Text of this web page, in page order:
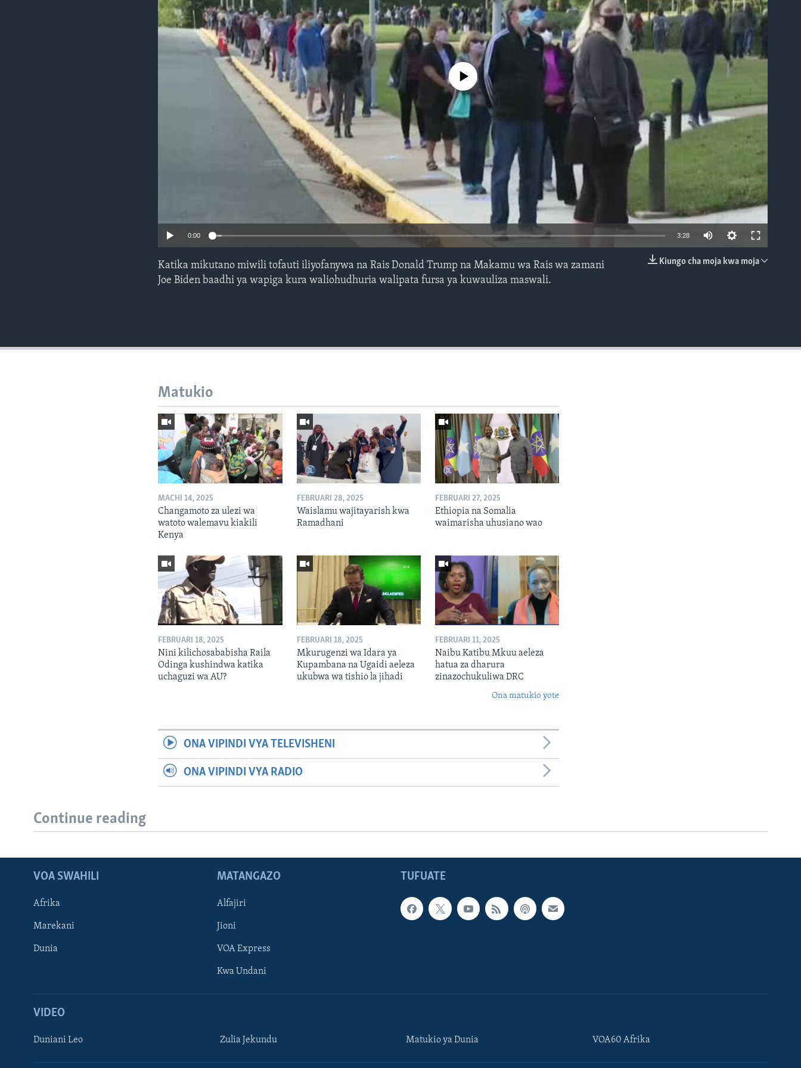
EMBED
No media source currently available
0:00 3:28
Kiungo cha moja kwa moja
Katika mikutano miwili tofauti iliyofanywa na Rais Donald Trump na Makamu wa Rais wa zamani
Joe Biden baadhi ya wapiga kura waliohudhuria walipata fursa ya kuwauliza maswali.
Matukio
MACHI 14, 2025
Changamoto za ulezi wa
watoto walemavu kiakili
Kenya
FEBRUARI 28, 2025
Waislamu wajitayarish kwa
Ramadhani
FEBRUARI 27, 2025
Ethiopia na Somalia
waimarisha uhusiano wao
FEBRUARI 18, 2025
Nini kilichosababisha Raila
Odinga kushindwa katika
uchaguzi wa AU?
FEBRUARI 18, 2025
Mkurugenzi wa Idara ya
Kupambana na Ugaidi aeleza
ukubwa wa tishio la jihadi
FEBRUARI 11, 2025
Naibu Katibu Mkuu aeleza
hatua za dharura
zinazochukuliwa DRC
Ona matukio yote
ONA VIPINDI VYA TELEVISHENI
ONA VIPINDI VYA RADIO
Continue reading
TUFUATE
VOA SWAHILI
Afrika
Marekani
Dunia
MATANGAZO
Alfajiri
Jioni
VOA Express
Kwa Undani
VIDEO
Duniani Leo Zulia Jekundu Matukio ya Dunia VOA60 Afrika